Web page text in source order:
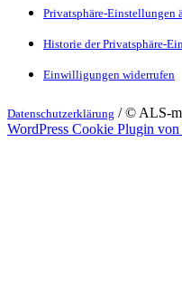
Privatsphäre-Einstellungen
Historie der Privatsphäre-
Einwilligungen widerrufen
Datenschutzerklärung / © ALS-
WordPress Cookie Plugin